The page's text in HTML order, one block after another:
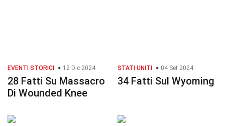
EVENTI STORICI 12 Dic 2024
28 Fatti Su Massacro
Di Wounded Knee
STATI UNITI 04 Set 2024
34 Fatti Sul Wyoming